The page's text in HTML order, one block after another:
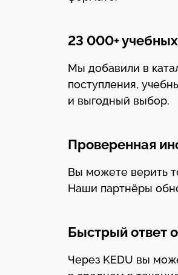
23 000+
Мы добавили в
поступления,
и выгодный выбор.
Проверенная
Вы можете верить
Наши партнёры
Быстрый ответ
Через KEDU вы